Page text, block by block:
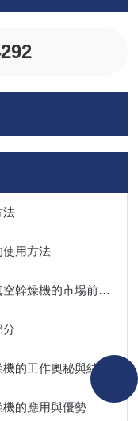
法
使用方法
空幹燥技術的革新者：雙錐回轉真空幹燥機的市場前景分析
分
的應用與優勢